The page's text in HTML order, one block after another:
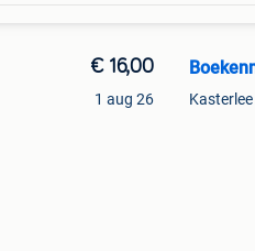
€ 16,00
1 aug 26 Kasterlee